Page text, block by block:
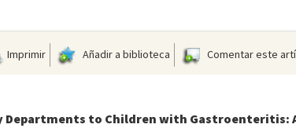
Imprimir Añadir a biblioteca Comentar este
Departments to Children with Gastroenteritis: